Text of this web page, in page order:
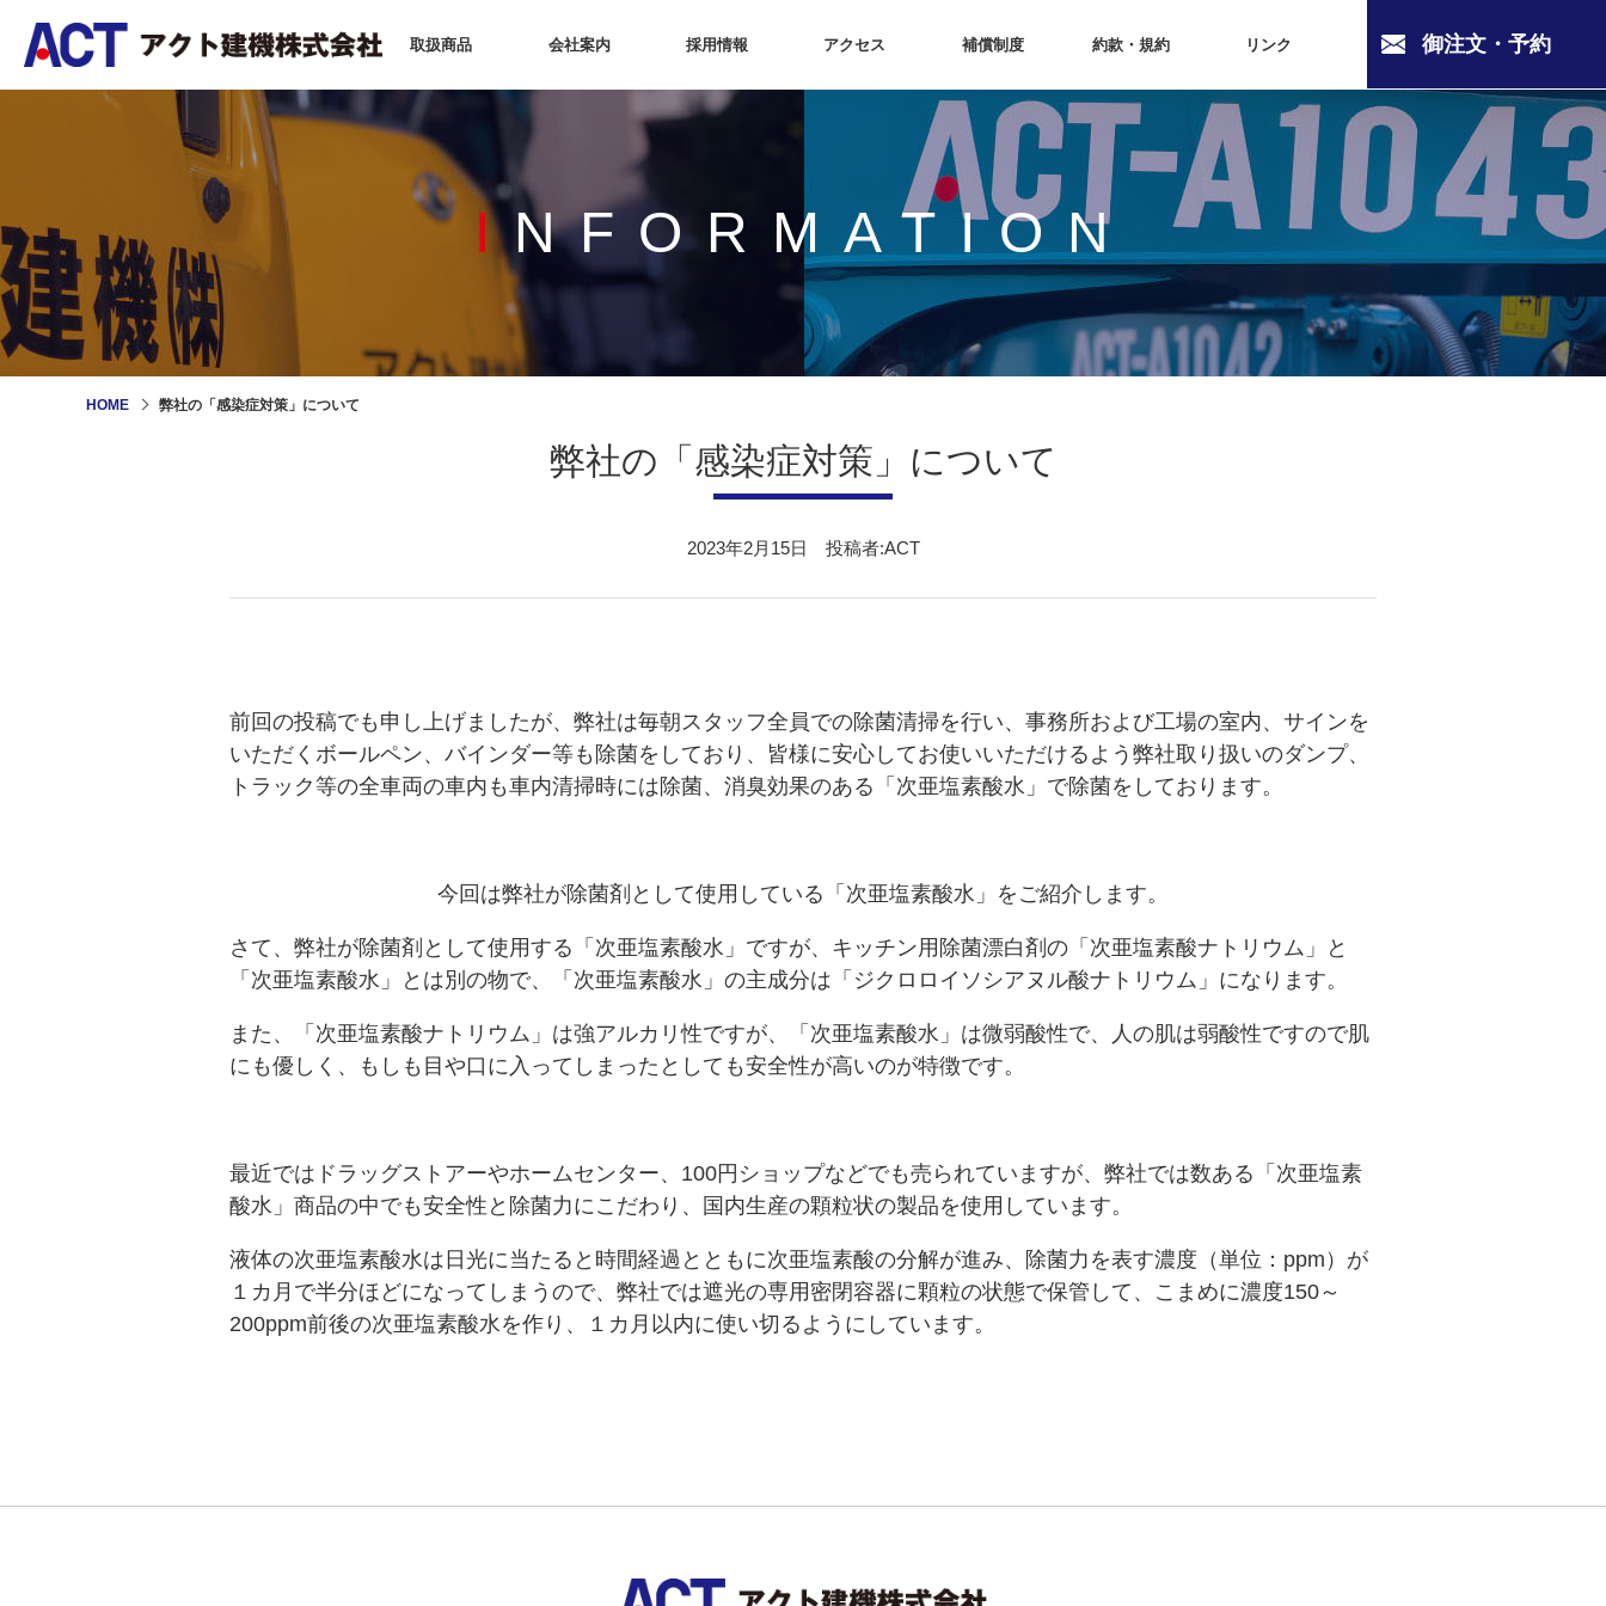
取扱商品 会社案内 採用情報 アクセス 補償制度 約款・規約 リンク 御注文・予約
INFORMATION
HOME 弊社の「感染症対策」について
弊社の「感染症対策」について
2023年2月15日 投稿者:ACT
前回の投稿でも申し上げましたが、弊社は毎朝スタッフ全員での除菌清掃を行い、事務所および工場の室内、サインを
いただくボールペン、バインダー等も除菌をしており、皆様に安心してお使いいただけるよう弊社取り扱いのダンプ、
トラック等の全車両の車内も車内清掃時には除菌、消臭効果のある「次亜塩素酸水」で除菌をしております。
今回は弊社が除菌剤として使用している「次亜塩素酸水」をご紹介します。
さて、弊社が除菌剤として使用する「次亜塩素酸水」ですが、キッチン用除菌漂白剤の「次亜塩素酸ナトリウム」と
「次亜塩素酸水」とは別の物で、「次亜塩素酸水」の主成分は「ジクロロイソシアヌル酸ナトリウム」になります。
また、「次亜塩素酸ナトリウム」は強アルカリ性ですが、「次亜塩素酸水」は微弱酸性で、人の肌は弱酸性ですので肌
にも優しく、もしも目や口に入ってしまったとしても安全性が高いのが特徴です。
最近ではドラッグストアーやホームセンター、100円ショップなどでも売られていますが、弊社では数ある「次亜塩素
酸水」商品の中でも安全性と除菌力にこだわり、国内生産の顆粒状の製品を使用しています。
液体の次亜塩素酸水は日光に当たると時間経過とともに次亜塩素酸の分解が進み、除菌力を表す濃度（単位：ppm）が
１カ月で半分ほどになってしまうので、弊社では遮光の専用密閉容器に顆粒の状態で保管して、こまめに濃度150～
200ppm前後の次亜塩素酸水を作り、１カ月以内に使い切るようにしています。